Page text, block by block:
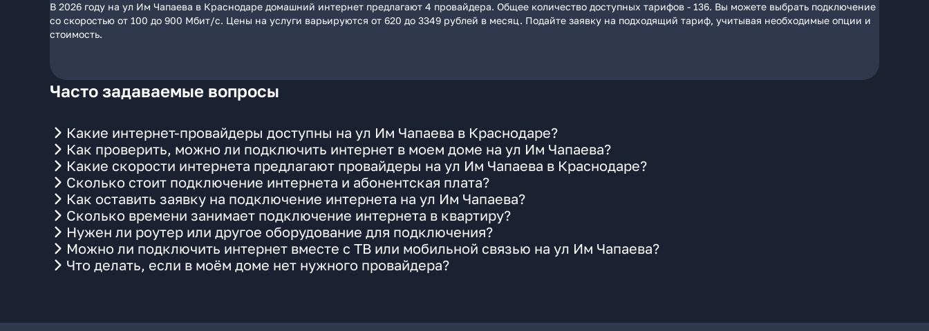
В 2026 году на ул Им Чапаева в Краснодаре домашний интернет предлагают 4 провайдера. Общее количество доступных тарифов - 136. Вы можете выбрать подключение
со скоростью от 100 до 900 Мбит/с. Цены на услуги варьируются от 620 до 3349 рублей в месяц. Подайте заявку на подходящий тариф, учитывая необходимые опции и
стоимость.
Часто задаваемые вопросы
Какие интернет-провайдеры доступны на ул Им Чапаева в Краснодаре?
Как проверить, можно ли подключить интернет в моем доме на ул Им Чапаева?
Какие скорости интернета предлагают провайдеры на ул Им Чапаева в Краснодаре?
Сколько стоит подключение интернета и абонентская плата?
Как оставить заявку на подключение интернета на ул Им Чапаева?
Сколько времени занимает подключение интернета в квартиру?
Нужен ли роутер или другое оборудование для подключения?
Можно ли подключить интернет вместе с ТВ или мобильной связью на ул Им Чапаева?
Что делать, если в моём доме нет нужного провайдера?